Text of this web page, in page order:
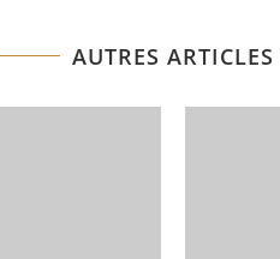
AUTRES